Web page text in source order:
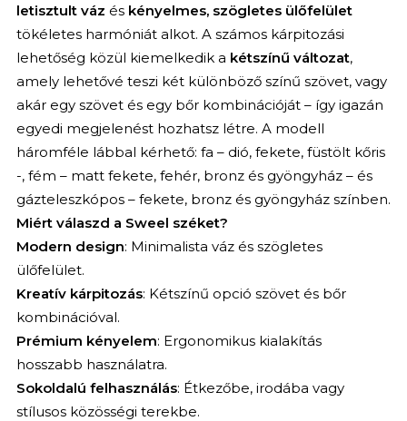
letisztult váz és kényelmes, szögletes ülőfelület
tökéletes harmóniát alkot. A számos kárpitozási
lehetőség közül kiemelkedik a kétszínű változat,
amely lehetővé teszi két különböző színű szövet, vagy
akár egy szövet és egy bőr kombinációját – így igazán
egyedi megjelenést hozhatsz létre. A modell
háromféle lábbal kérhető: fa – dió, fekete, füstölt kőris
-, fém – matt fekete, fehér, bronz és gyöngyház – és
gázteleszkópos – fekete, bronz és gyöngyház színben.
Miért válaszd a Sweel széket?
Modern design: Minimalista váz és szögletes
ülőfelület.
Kreatív kárpitozás: Kétszínű opció szövet és bőr
kombinációval.
Prémium kényelem: Ergonomikus kialakítás
hosszabb használatra.
Sokoldalú felhasználás: Étkezőbe, irodába vagy
stílusos közösségi terekbe.